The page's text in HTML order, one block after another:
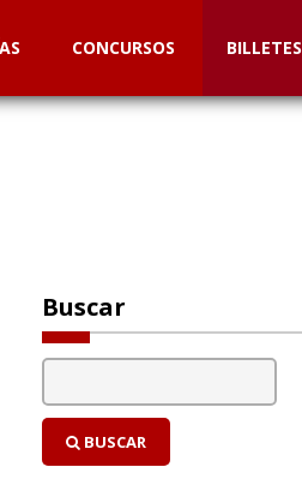
CONCURSOS BILLETES
Buscar
BUSCAR